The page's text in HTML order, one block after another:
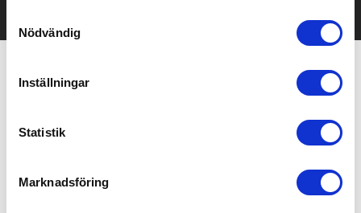
Nödvändig
Inställningar
Statistik
Marknadsföring
Relaterade produkter
Bästsäljare